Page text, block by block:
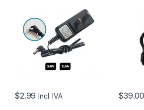
$2.99 Incl. IVA
AC,
$39.00